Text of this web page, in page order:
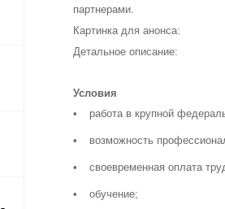
партнерами.
Картинка для анонса:
Детальное описание:
Условия
работа в крупной
возможность
своевременная оплата
обучение;